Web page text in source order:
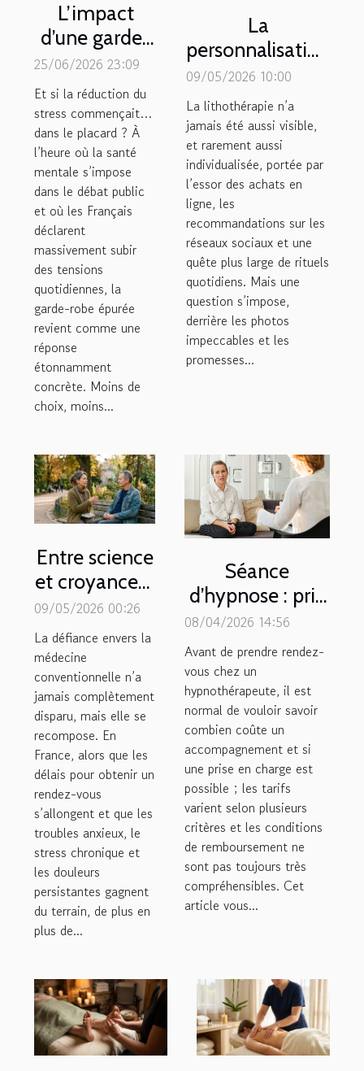
L’impact
d’une garde-
robe épurée
sur la gestion
du stress
25/06/2026 23:09
Et si la réduction du
stress commençait…
dans le placard ? À
l’heure où la santé
mentale s’impose
dans le débat public
et où les Français
déclarent
massivement subir
des tensions
quotidiennes, la
garde-robe épurée
revient comme une
réponse
étonnamment
concrète. Moins de
choix, moins...
La
personnalisation
de bijoux, un
nouveau rituel
pour harmoniser
sa lithothérapie
09/05/2026 10:00
La lithothérapie n’a
jamais été aussi visible,
et rarement aussi
individualisée, portée par
l’essor des achats en
ligne, les
recommandations sur les
réseaux sociaux et une
quête plus large de rituels
quotidiens. Mais une
question s’impose,
derrière les photos
impeccables et les
promesses...
Entre science
et croyances :
le point de
vue des
patients
après une
thérapie
alternative
09/05/2026 00:26
La défiance envers la
médecine
conventionnelle n’a
jamais complètement
disparu, mais elle se
recompose. En
France, alors que les
délais pour obtenir un
rendez-vous
s’allongent et que les
troubles anxieux, le
stress chronique et
les douleurs
persistantes gagnent
du terrain, de plus en
plus de...
Séance
d’hypnose : prix
et
remboursement.
Voici ce qu’il
faut savoir !
08/04/2026 14:56
Avant de prendre rendez-
vous chez un
hypnothérapeute, il est
normal de vouloir savoir
combien coûte un
accompagnement et si
une prise en charge est
possible ; les tarifs
varient selon plusieurs
critères et les conditions
de remboursement ne
sont pas toujours très
compréhensibles. Cet
article vous...